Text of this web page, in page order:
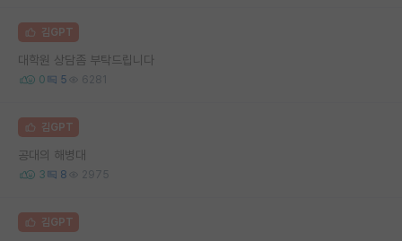
김GPT
대학원 상담좀 부탁드립니다
0 5 6281
김GPT
공대의 해병대
3 8 2975
김GPT